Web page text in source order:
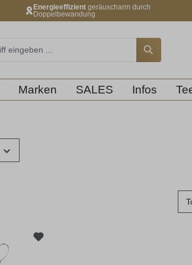
Energieeffizient geräuscharm durch
Doppelbewandung
Marken SALES Infos